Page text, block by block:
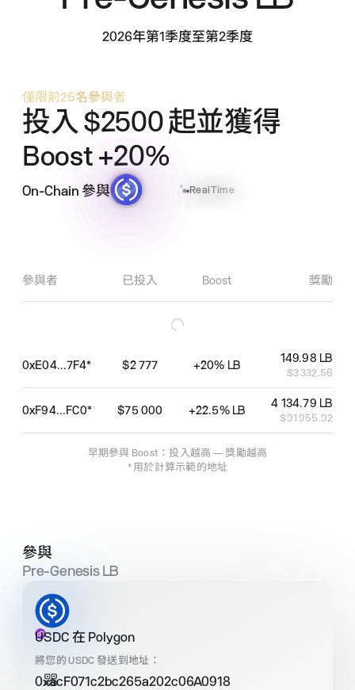
2026年第1季度至第2季度
僅限前25名參與者
投入$2500起並獲得
Boost +20%
On-Chain 參與 RealTime
參與者 已投入 Boost 獎勵
0xE04...7F4* $2 777 +20% LB 149.98 LB
$3 332.56
0xF94...FC0* $75 000 +22.5% LB 4 134.79 LB
$91 955.92
早期參與 Boost：投入越高 — 獎勵越高
* 用於計算示範的地址
參與
Pre‑GenesisLB
USDC 在 Polygon
將您的 USDC 發送到地址：
0xacF071c2bc265a202c06A0918